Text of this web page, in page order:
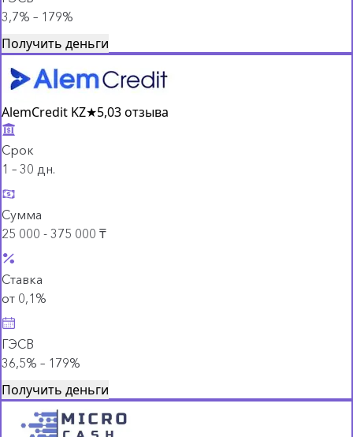
3,7% – 179%
Получить деньги
AlemCredit KZ★5,03 отзыва
Срок
1 – 30 дн.
Сумма
25 000 - 375 000 ₸
Ставка
от 0,1%
ГЭСВ
36,5% – 179%
Получить деньги